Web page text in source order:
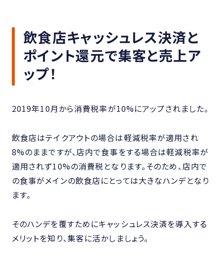
飲食店キャッシュレス決済と
ポイント還元で集客と売上ア
ップ！
2019年10月から消費税率が10%にアップされました。
飲食店はテイクアウトの場合は軽減税率が適用され
8%のままですが、店内で食事をする場合は軽減税率が
適用されず10%の消費税となります。そのため、店内で
の食事がメインの飲食店にとっては大きなハンデとなり
ます。
そのハンデを覆すためにキャッシュレス決済を導入する
メリットを知り、集客に活かしましょう。